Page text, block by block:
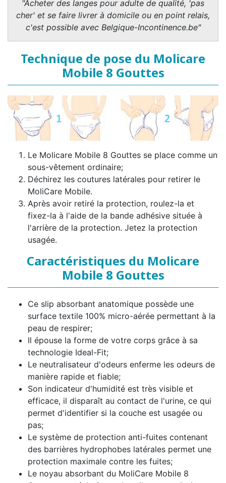
"Acheter des langes pour adulte de qualité, 'pas
cher' et se faire livrer à domicile ou en point relais,
c'est possible avec Belgique-Incontinence.be"
Technique de pose du Molicare
Mobile 8 Gouttes
Le Molicare Mobile 8 Gouttes se place comme un
sous-vêtement ordinaire;
Déchirez les coutures latérales pour retirer le
MoliCare Mobile.
Après avoir retiré la protection, roulez-la et
fixez-la à l'aide de la bande adhésive située à
l'arrière de la protection. Jetez la protection
usagée.
Caractéristiques du Molicare
Mobile 8 Gouttes
Ce slip absorbant anatomique possède une
surface textile 100% micro-aérée permettant à la
peau de respirer;
Il épouse la forme de votre corps grâce à sa
technologie Ideal-Fit;
Le neutralisateur d'odeurs enferme les odeurs de
manière rapide et fiable;
Son indicateur d'humidité est très visible et
efficace, il disparaît au contact de l'urine, ce qui
permet d'identifier si la couche est usagée ou
pas;
Le système de protection anti-fuites contenant
des barrières hydrophobes latérales permet une
protection maximale contre les fuites;
Le noyau absorbant du MoliCare Mobile 8